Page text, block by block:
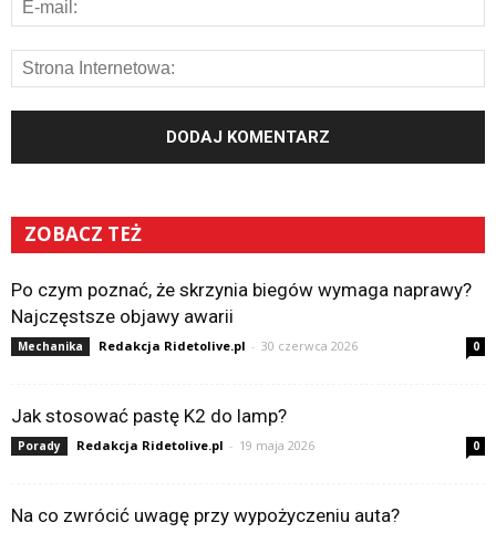
ZOBACZ TEŻ
Po czym poznać, że skrzynia biegów wymaga naprawy?
Najczęstsze objawy awarii
Mechanika Redakcja Ridetolive.pl - 30 czerwca 2026 0
Jak stosować pastę K2 do lamp?
Porady Redakcja Ridetolive.pl - 19 maja 2026 0
Na co zwrócić uwagę przy wypożyczeniu auta?